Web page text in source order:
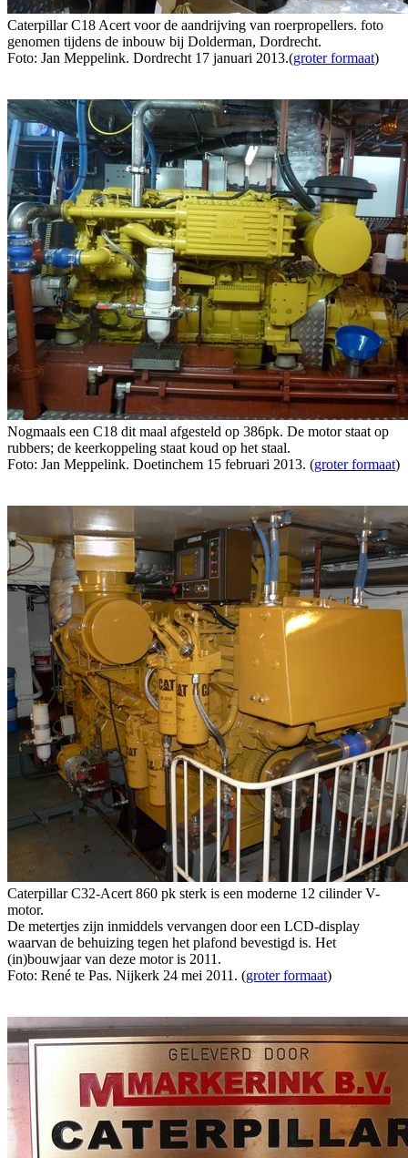
Caterpillar C18 Acert voor de aandrijving van roerpropellers. foto
genomen tijdens de inbouw bij Dolderman, Dordrecht.
Foto: Jan Meppelink. Dordrecht 17 januari 2013.(groter formaat)
Nogmaals een C18 dit maal afgesteld op 386pk. De motor staat op
rubbers; de keerkoppeling staat koud op het staal.
Foto: Jan Meppelink. Doetinchem 15 februari 2013. (groter formaat)
Caterpillar C32-Acert 860 pk sterk is een moderne 12 cilinder V-
motor.
De metertjes zijn inmiddels vervangen door een LCD-display
waarvan de behuizing tegen het plafond bevestigd is. Het
(in)bouwjaar van deze motor is 2011.
Foto: René te Pas. Nijkerk 24 mei 2011. (groter formaat)